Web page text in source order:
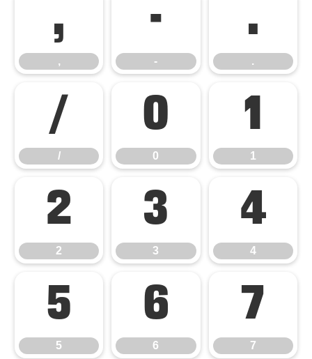
,
,
-
-
.
.
/
/
0
0
1
1
2
2
3
3
4
4
5
5
6
6
7
7